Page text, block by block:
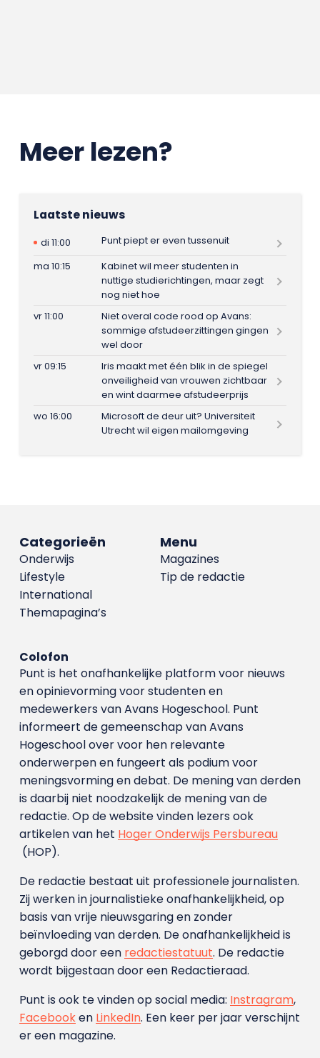
Meer lezen?
Laatste nieuws
di 11:00
Punt piept er even tussenuit
ma 10:15
Kabinet wil meer studenten in
nuttige studierichtingen, maar zegt
nog niet hoe
vr 11:00
Niet overal code rood op Avans:
sommige afstudeerzittingen gingen
wel door
vr 09:15
Iris maakt met één blik in de spiegel
onveiligheid van vrouwen zichtbaar
en wint daarmee afstudeerprijs
wo 16:00
Microsoft de deur uit? Universiteit
Utrecht wil eigen mailomgeving
Menu
Magazines
Tip de redactie
Categorieën
Onderwijs
Lifestyle
International
Themapagina’s
Colofon
Punt is het onafhankelijke platform voor nieuws
en opinievorming voor studenten en
medewerkers van Avans Hoge­school. Punt
informeert de gemeenschap van Avans
Hogeschool over voor hen relevante
onderwerpen en fungeert als podium voor
meningsvorming en debat. De mening van derden
is daarbij niet noodzakelijk de mening van de
redactie. Op de website vinden lezers ook
artikelen van het Hoger Onderwijs Persbureau
(HOP).
De redactie bestaat uit professionele journalisten.
Zij werken in journalistieke onafhankelijkheid, op
basis van vrije nieuwsgaring en zonder
beïnvloeding van derden. De onafhankelijkheid is
geborgd door een redactiestatuut. De redactie
wordt bijgestaan door een Redactieraad.
Punt is ook te vinden op social media: Instragram,
Facebooken LinkedIn. Een keer per jaar verschijnt
er een magazine.